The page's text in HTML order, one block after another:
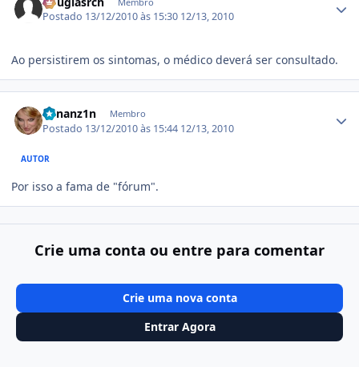
Postado 13/12/2010 às 15:30 12/13, 2010
Ao persistirem os sintomas, o médico deverá ser consultado.
Renanz1n Membro
Postado 13/12/2010 às 15:44 12/13, 2010
AUTOR
Por isso a fama de "fórum".
Crie uma conta ou entre para comentar
Crie uma nova conta
Entrar Agora